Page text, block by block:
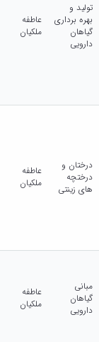
تولید و
بهره برداری
گیاهان
دارویی
عاطفه
ملکیان
درختان و
درختچه
های زینتی
عاطفه
ملکیان
مبانی
گیاهان
دارویی
عاطفه
ملکیان